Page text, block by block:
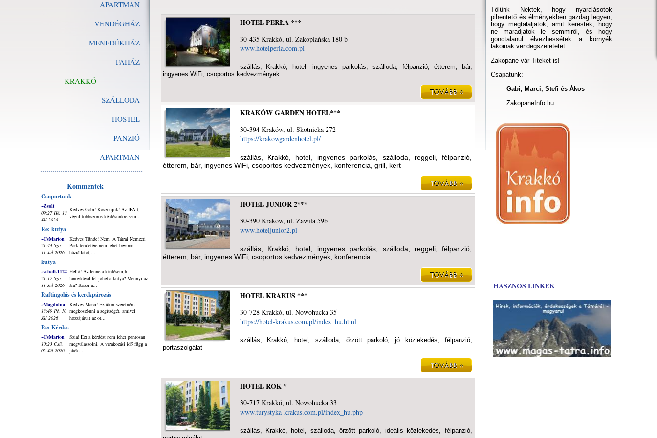
APARTMAN
VENDÉGHÁZ
MENEDÉKHÁZ
FAHÁZ
KRAKKÓ
SZÁLLODA
HOSTEL
PANZIÓ
APARTMAN
Kommentek
Csoportunk
~Zsolt
09:27 Hé, 13
Júl 2026
Kedves Gabi! Köszönjük! Az IFA-t,
végül többszörös kérdésünkre sem...
Re: kutya
~CsMarton
21:44 Szo,
11 Júl 2026
Kedves Tünde! Nem. A Tátrai Nemzeti
Park területére nem lehet bevinni
háziállatot,...
kutya
~schalk1122
21:17 Szo,
11 Júl 2026
Helló! Az lenne a kérdésem,h
lanovkával fel jöhet a kutya? Mennyi az
ára? Köszi a...
Raftingolás és kerékpározás
~Magdolna
13:49 Pé, 10
Júl 2026
Kedves Marci! Ez úton szeretném
megköszönni a segítségét, amivel
hozzájárult az öt...
Re: Kérdés
~CsMarton
10:23 Csü,
02 Júl 2026
Szia! Ezt a kérdést nem lehet pontosan
megválaszolni. A várakozási idő függ a
játék...
HOTEL PERŁA ***
30-435 Krakkó, ul. Zakopiańska 180 b
www.hotelperla.com.pl
szállás, Krakkó, hotel, ingyenes parkolás, szálloda, félpanzió, étterem, bár,
ingyenes WiFi, csoportos kedvezmények
KRAKÓW GARDEN HOTEL***
30-394 Kraków, ul. Skotnicka 272
https://krakowgardenhotel.pl/
szállás, Krakkó, hotel, ingyenes parkolás, szálloda, reggeli, félpanzió,
étterem, bár, ingyenes WiFi, csoportos kedvezmények, konferencia, grill, kert
HOTEL JUNIOR 2***
30-390 Kraków, ul. Zawiła 59b
www.hoteljunior2.pl
szállás, Krakkó, hotel, ingyenes parkolás, szálloda, reggeli, félpanzió,
étterem, bár, ingyenes WiFi, csoportos kedvezmények, konferencia
HOTEL KRAKUS ***
30-728 Krakkó, ul. Nowohucka 35
https://hotel-krakus.com.pl/index_hu.html
szállás, Krakkó, hotel, szálloda, őrzött parkoló, jó közlekedés, félpanzió,
portaszolgálat
HOTEL ROK *
30-717 Krakkó, ul. Nowohucka 33
www.turystyka-krakus.com.pl/index_hu.php
szállás, Krakkó, hotel, szálloda, őrzött parkoló, ideális közlekedés, félpanzió,
Tőlünk Nektek, hogy nyaralásotok
pihentető és élményekben gazdag legyen,
hogy megtaláljátok, amit kerestek, hogy
ne maradjatok le semmiről, és hogy
gondtalanul élvezhessétek a környék
lakóinak vendégszeretetét.
Zakopane vár Titeket is!
Csapatunk:
Gabi, Marci, Stefi és Ákos
ZakopaneInfo.hu
HASZNOS LINKEK